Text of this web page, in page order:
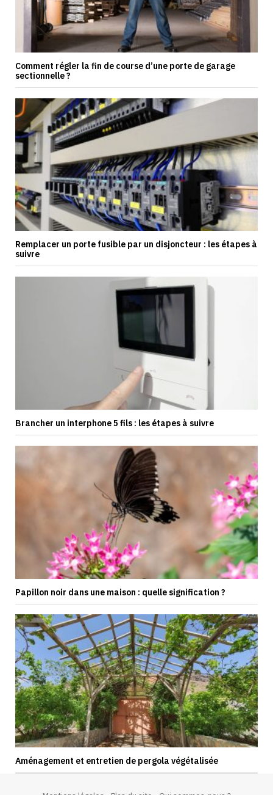
Comment régler la fin de course d’une porte de garage
sectionnelle ?
Remplacer un porte fusible par un disjoncteur : les étapes à
suivre
Brancher un interphone 5 fils : les étapes à suivre
Papillon noir dans une maison : quelle signification ?
Aménagement et entretien de pergola végétalisée